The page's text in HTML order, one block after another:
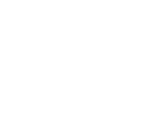
кожаные молочно-бежевые